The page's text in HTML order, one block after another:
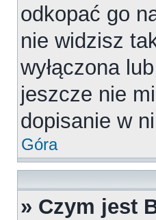
odkopać go
nie widzisz
wyłączona
jeszcze nie
dopisanie w
Góra
» Czym jest